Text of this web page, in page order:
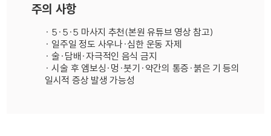
주의 사항
· 5·5·5 마사지 추천(본원 유튜브 영상 참고)
· 일주일 정도 사우나·심한 운동 자제
· 술·담배·자극적인 음식 금지
· 시술 후 엠보싱·멍·붓기·약간의 통증·붉은 기 등의
일시적 증상 발생 가능성